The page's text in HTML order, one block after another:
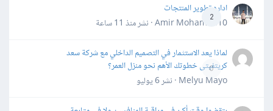
2
اداره تطوير المنتجات
Amir Mohamed10 · نشر
منذ 11 ساعة
0
لماذا يعد الاستثمار في التصميم الداخلي مع شركة سعد
كريتفيتى خطوتك الأهم نحو منزل العمر؟
Melyu Mayo · نشر
6 يوليو